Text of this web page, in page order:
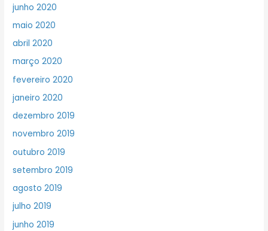
junho 2020
maio 2020
abril 2020
março 2020
fevereiro 2020
janeiro 2020
dezembro 2019
novembro 2019
outubro 2019
setembro 2019
agosto 2019
julho 2019
junho 2019